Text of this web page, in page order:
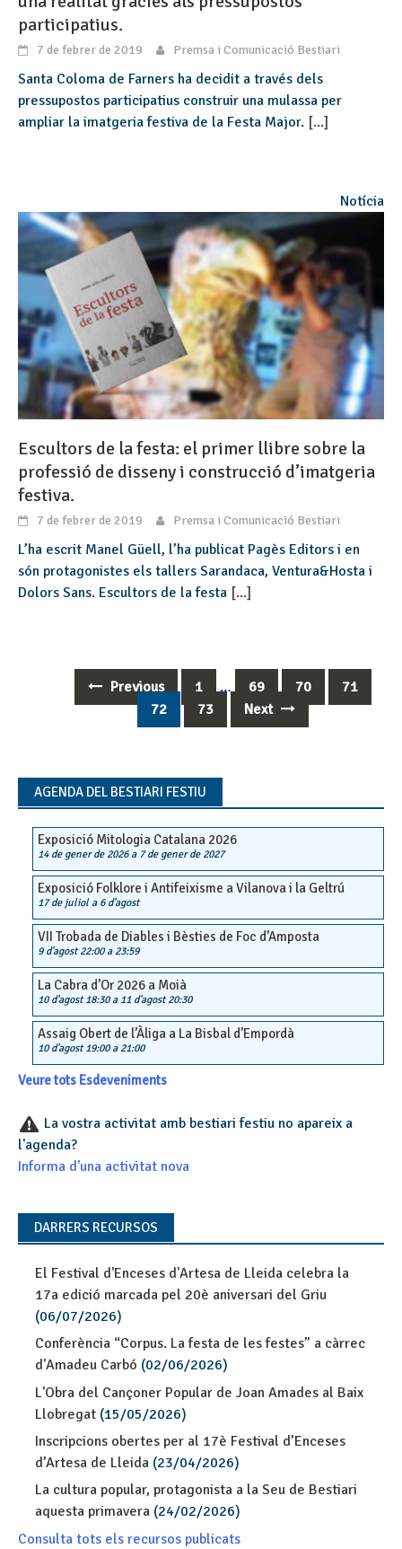
participatius.
7 de febrer de 2019 Premsa i Comunicació Bestiari
Santa Coloma de Farners ha decidit a través dels
pressupostos participatius construir una mulassa per
ampliar la imatgeria festiva de la Festa Major. [...]
Notícia
Escultors de la festa: el primer llibre sobre la
professió de disseny i construcció d’imatgeria
festiva.
7 de febrer de 2019 Premsa i Comunicació Bestiari
L’ha escrit Manel Güell, l’ha publicat Pagès Editors i en
són protagonistes els tallers Sarandaca, Ventura&Hosta i
Dolors Sans. Escultors de la festa [...]
Previous 1 … 69 70
71
72
73 Next
AGENDA DEL BESTIARI FESTIU
Exposició Mitologia Catalana 2026
14 de gener de 2026a 7 de gener de 2027
Exposició Folklore i Antifeixisme a Vilanova i la Geltrú
17 de juliola 6 d'agost
VII Trobada de Diables i Bèsties de Foc d’Amposta
9 d'agost 22:00a 23:59
La Cabra d’Or 2026 a Moià
10 d'agost 18:30a 11 d'agost 20:30
Assaig Obert de l’Àliga a La Bisbal d’Empordà
10 d'agost 19:00a 21:00
Veure tots Esdeveniments
La vostra activitat amb bestiari festiu no apareix a
l'agenda?
Informa d'una activitat nova
DARRERS RECURSOS
El Festival d'Enceses d'Artesa de Lleida celebra la
17a edició marcada pel 20è aniversari del Griu
(06/07/2026)
Conferència “Corpus. La festa de les festes” a càrrec
d'Amadeu Carbó (02/06/2026)
L'Obra del Cançoner Popular de Joan Amades al Baix
Llobregat (15/05/2026)
Inscripcions obertes per al 17è Festival d’Enceses
d’Artesa de Lleida (23/04/2026)
La cultura popular, protagonista a la Seu de Bestiari
aquesta primavera (24/02/2026)
Consulta tots els recursos publicats